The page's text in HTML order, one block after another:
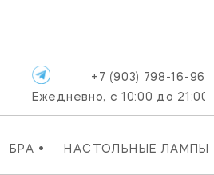
БРА • НАСТОЛЬНЫЕ ЛАМПЫ
+7 (903) 798-16-96
Ежедневно, с 10:00 до 21:00